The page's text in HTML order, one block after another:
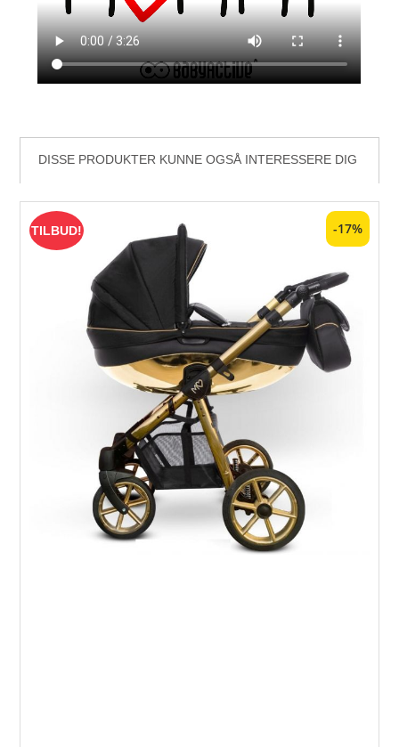
DISSE PRODUKTER KUNNE OGSÅ INTERESSERE DIG
TILBUD! -17%